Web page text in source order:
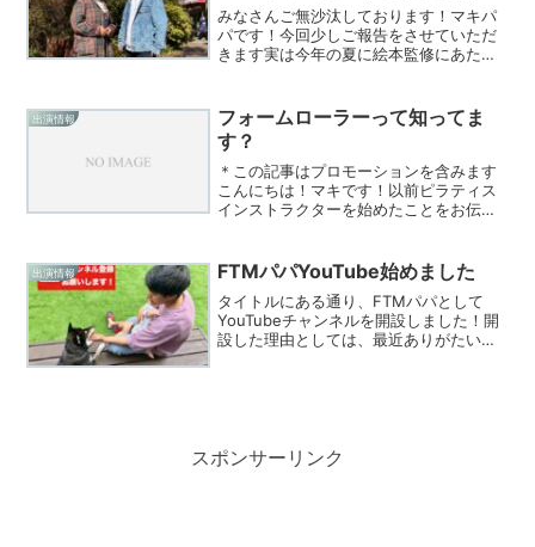
みなさんご無沙汰しております！マキパ
パです！今回少しご報告をさせていただ
きます実は今年の夏に絵本監修にあたり
ままの自分で良いと思える物語を届けた
いこのプロジェクトが、F...
出演情報
フォームローラーって知ってま
す？
＊この記事はプロモーションを含みます
こんにちは！マキです！以前ピラティス
インストラクターを始めたことをお伝え
ティスを想像される方が多いかと思いま
す。↑イメージ...
出演情報 FTMパパYouTube始めました
タイトルにある通り、FTMパパとして
YouTubeチャンネルを開設しました！開
設した理由としては、最近ありがたいこ
スポンサーリンク